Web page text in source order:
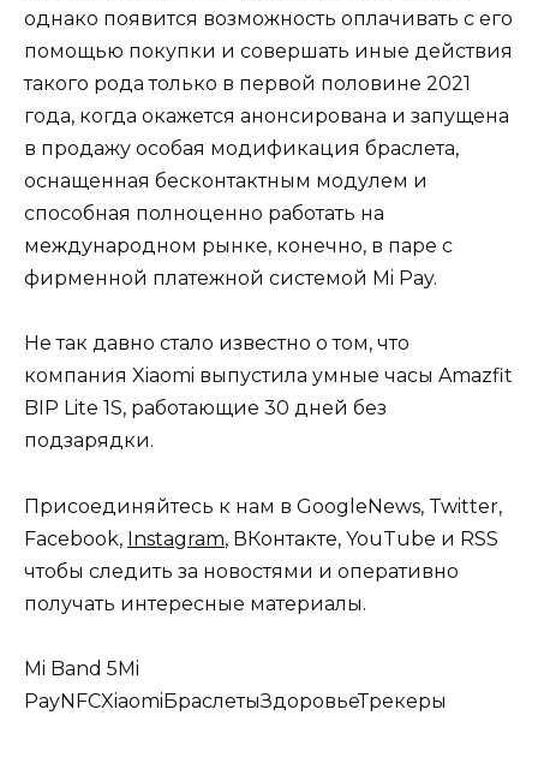
однако появится возможность оплачивать с его
помощью покупки и совершать иные действия
такого рода только в первой половине 2021
года, когда окажется анонсирована и запущена
в продажу особая модификация браслета,
оснащенная бесконтактным модулем и
способная полноценно работать на
международном рынке, конечно, в паре с
фирменной платежной системой Mi Pay.
Не так давно стало известно о том, что
компания Xiaomi выпустила умные часы Amazfit
BIP Lite 1S, работающие 30 дней без
подзарядки.
Присоединяйтесь к нам в Goog eNews, Twitter,
Facebook, Instagram, ВКонтакте, YouTube и RSS
чтобы следить за новостями и оперативно
получать интересные материалы.
Mi Band 5Mi
PayNFCXiaomiБраслетыЗдоровьеТрекеры